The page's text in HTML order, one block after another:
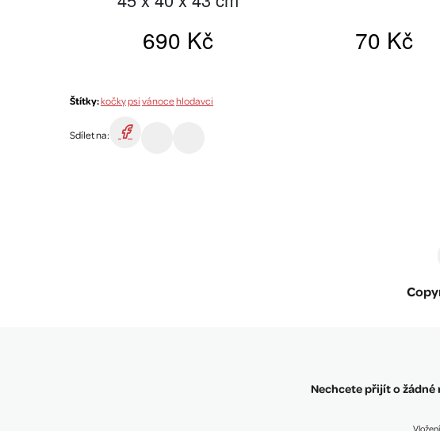
Štítky:kočkypsivánocehlodavci
Sdílet na:
Nechcete přijít o žádné